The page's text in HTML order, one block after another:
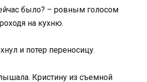
было? – ровным голосом
на кухню.
и потер переносицу.
Кристину из съемной